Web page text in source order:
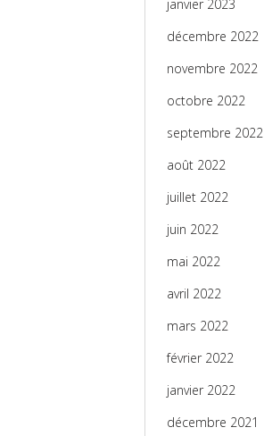
janvier 2023
décembre 2022
novembre 2022
octobre 2022
septembre 2022
août 2022
juillet 2022
juin 2022
mai 2022
avril 2022
mars 2022
février 2022
janvier 2022
décembre 2021